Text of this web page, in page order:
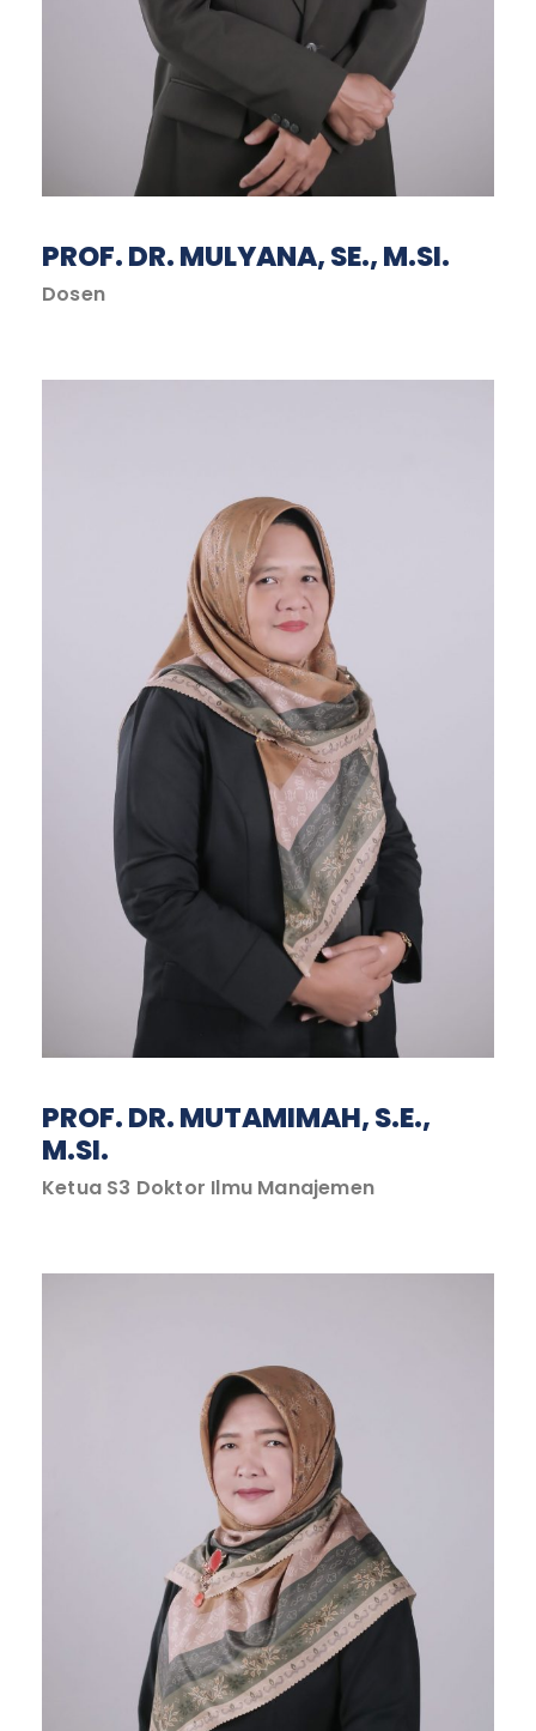
PROF. DR. MULYANA, SE., M.SI.
Dosen
PROF. DR. MUTAMIMAH, S.E.,
M.SI.
Ketua S3 Doktor Ilmu Manajemen